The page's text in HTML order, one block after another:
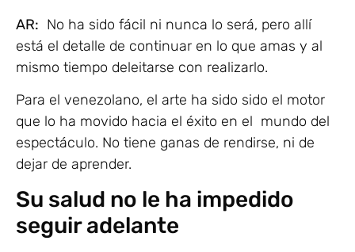
AR: No ha sido fácil ni nunca lo será, pero allí
está el detalle de continuar en lo que amas y al
mismo tiempo deleitarse con realizarlo.
Para el venezolano, el arte ha sido sido el motor
que lo ha movido hacia el éxito en el mundo del
espectáculo. No tiene ganas de rendirse, ni de
dejar de aprender.
Su salud no le ha impedido
seguir adelante